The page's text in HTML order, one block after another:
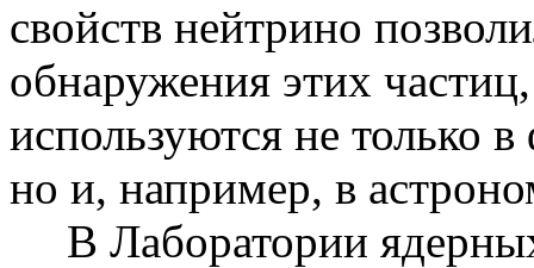
свойств нейтрино
обнаружения этих
используются не только
но и, например, в
В Лаборатории